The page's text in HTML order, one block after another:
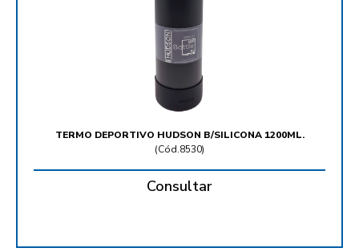
TERMO DEPORTIVO HUDSON B/SILICONA 1200ML.
(Cód.8530)
Consultar